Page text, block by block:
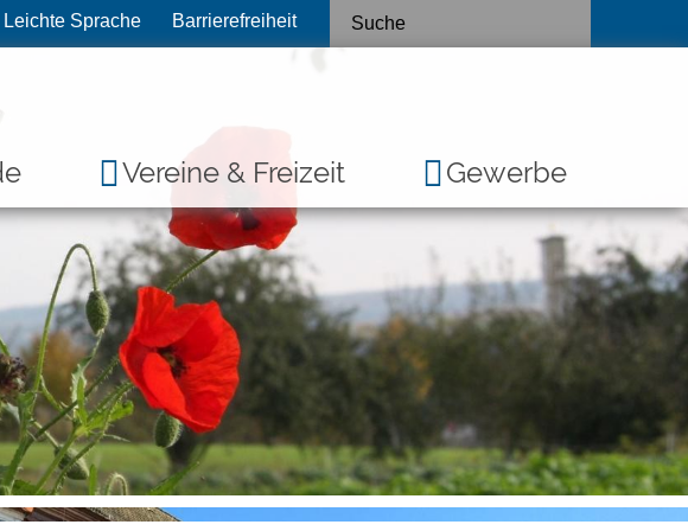
Leichte Sprache Barrierefreiheit
Vereine & Freizeit Gewerbe